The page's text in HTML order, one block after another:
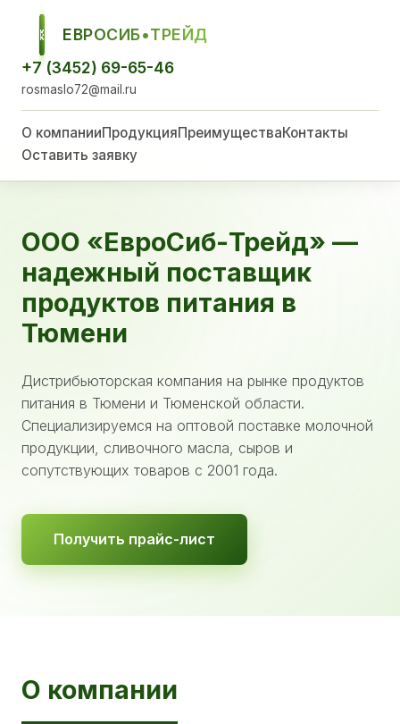
ЕСТ
ЕВРОСИБ•ТРЕЙД
+7 (3452) 69-65-46
rosmaslo72@mail.ru
О компанииПродукцияПреимуществаКонтакты
Оставить заявку
ООО «ЕвроСиб-Трейд» —
надежный поставщик
продуктов питания в
Тюмени
Дистрибьюторская компания на рынке продуктов
питания в Тюмени и Тюменской области.
Специализируемся на оптовой поставке молочной
продукции, сливочного масла, сыров и
сопутствующих товаров с 2001 года.
Получить прайс-лист
О компании